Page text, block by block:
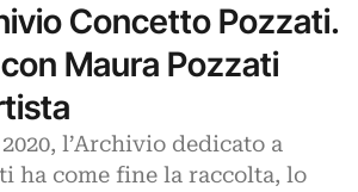
Concetto Pozzati.
Maura Pozzati
l’Archivio dedicato a
ha come fine la raccolta, lo